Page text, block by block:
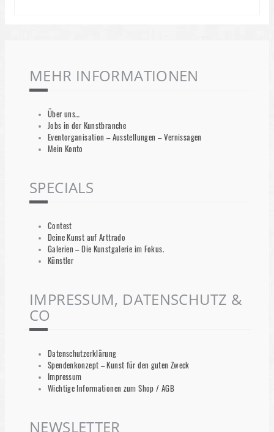
MEHR INFORMATIONEN
Über uns…
Jobs in der Kunstbranche
Eventorganisation – Ausstellungen – Vernissagen
Mein Konto
SPECIALS
Contest
Deine Kunst auf Arttrado
Galerien – Die Kunstgalerie im Fokus.
Künstler
IMPRESSUM, DATENSCHUTZ &
CO
Datenschutzerklärung
Spendenkonzept – Kunst für den guten Zweck
Impressum
Wichtige Informationen zum Shop / AGB
NEWSLETTER